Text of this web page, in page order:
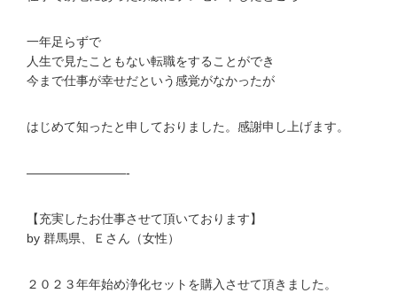
一年足らずで
人生で見たこともない転職をすることができ
今まで仕事が幸せだという感覚がなかったが
はじめて知ったと申しておりました。感謝申し上げます。
————————-
【充実したお仕事させて頂いております】
by 群馬県、Ｅさん（女性）
２０２３年年始め浄化セットを購入させて頂きました。